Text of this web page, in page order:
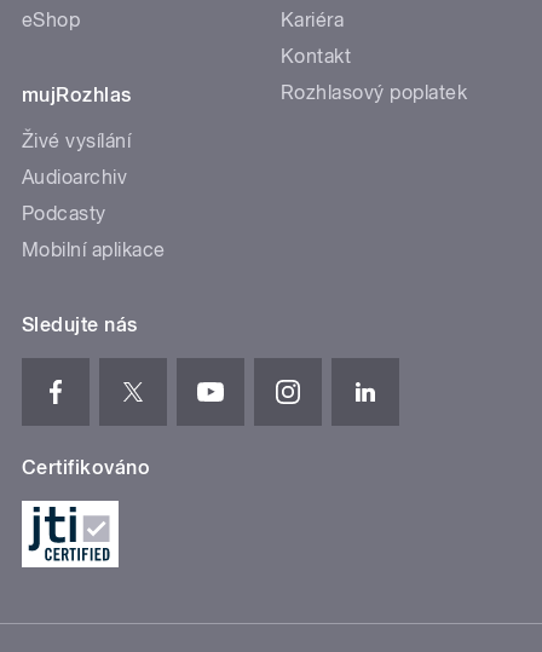
eShop
mujRozhlas
Živé vysílání
Audioarchiv
Podcasty
Mobilní aplikace
Kariéra
Kontakt
Rozhlasový poplatek
Sledujte nás
Certifikováno